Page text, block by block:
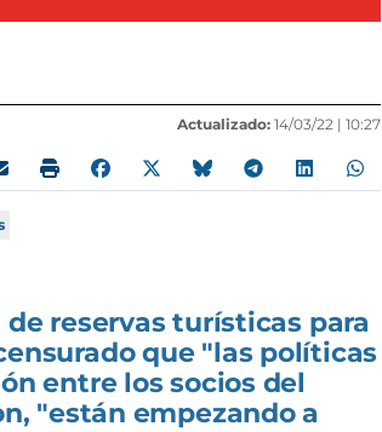
Actualizado: 14/03/22 | 10:27
reservas turísticas para
que "las políticas
entre los socios del
"están empezando a